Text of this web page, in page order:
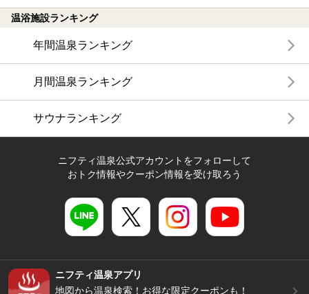
温浴施設ランキング
年間温泉ランキング
月間温泉ランキング
サウナランキング
ニフティ温泉公式アカウントをフォローして
おトク情報やクーポン情報を受け取ろう
ニフティ温泉アプリ
地図から温泉検索！お得な限定クーポンも！